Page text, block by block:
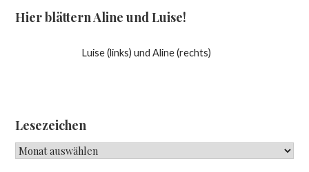
Hier blättern Aline und Luise!
Luise (links) und Aline (rechts)
Lesezeichen
Lesezeichen